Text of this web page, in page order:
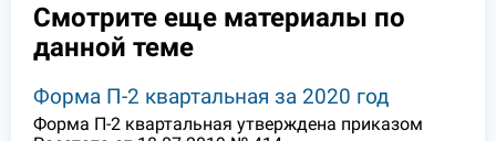
Смотрите еще материалы по
данной теме
Форма П-2 квартальная за 2020 год
Форма П-2 квартальная утверждена приказом